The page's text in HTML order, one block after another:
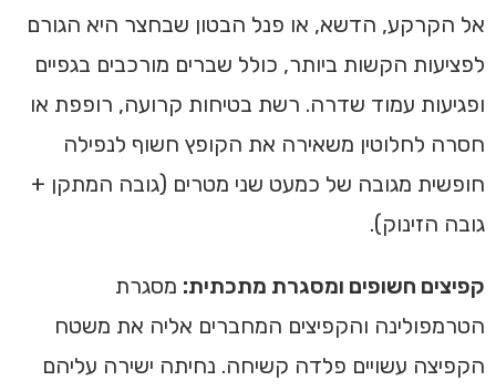
אל הקרקע, הדשא, או פנל הבטון שבחצר היא הגורם
לפציעות הקשות ביותר, כולל שברים מורכבים בגפיים
ופגיעות עמוד שדרה. רשת בטיחות קרועה, רופפת או
חסרה לחלוטין משאירה את הקופץ חשוף לנפילה
חופשית מגובה של כמעט שני מטרים (גובה המתקן +
גובה הזינוק).
קפיצים חשופים ומסגרת מתכתית: מסגרת
הטרמפולינה והקפיצים המחברים אליה את משטח
הקפיצה עשויים פלדה קשיחה. נחיתה ישירה עליהם